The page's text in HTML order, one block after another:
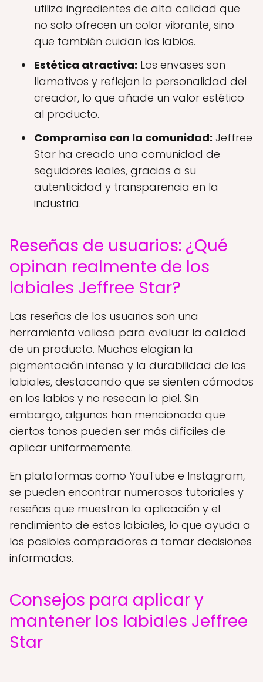
utiliza ingredientes de alta calidad que
no solo ofrecen un color vibrante, sino
que también cuidan los labios.
Estética atractiva: Los envases son
llamativos y reflejan la personalidad del
creador, lo que añade un valor estético
al producto.
Compromiso con la comunidad: Jeffree
Star ha creado una comunidad de
seguidores leales, gracias a su
autenticidad y transparencia en la
industria.
Reseñas de usuarios: ¿Qué
opinan realmente de los
labiales Jeffree Star?
Las reseñas de los usuarios son una
herramienta valiosa para evaluar la calidad
de un producto. Muchos elogian la
pigmentación intensa y la durabilidad de los
labiales, destacando que se sienten cómodos
en los labios y no resecan la piel. Sin
embargo, algunos han mencionado que
ciertos tonos pueden ser más difíciles de
aplicar uniformemente.
En plataformas como YouTube e Instagram,
se pueden encontrar numerosos tutoriales y
reseñas que muestran la aplicación y el
rendimiento de estos labiales, lo que ayuda a
los posibles compradores a tomar decisiones
informadas.
Consejos para aplicar y
mantener los labiales Jeffree
Star